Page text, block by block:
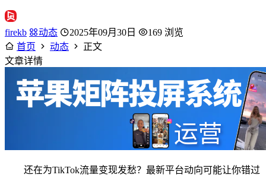
firekb 动态 2025年09月30日
169 浏览
首页
动态
正文
文章详情
还在为TikTok流量变现发愁？最新平台动向可能让你错过